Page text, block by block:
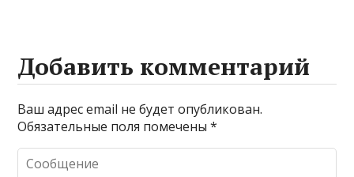
Добавить комментарий
Ваш адрес email не будет опубликован.
Обязательные поля помечены*